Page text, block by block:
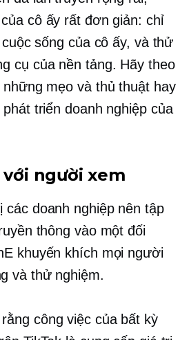
cô ấy rất đơn giản: chỉ
sống của cô ấy, và thử
cụ của nền tảng. Hãy theo
mẹo và thủ thuật hay
triển doanh nghiệp của
người xem
các doanh nghiệp nên tập
thông vào một đối
khuyến khích mọi người
và thử nghiệm.
công việc của bất kỳ